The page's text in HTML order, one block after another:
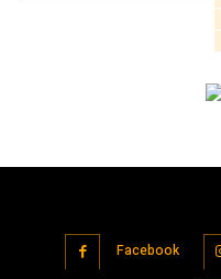
Facebook